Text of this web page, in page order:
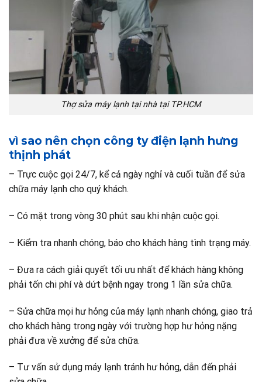
Thợ sửa máy lạnh tại nhà tại TP.HCM
vì sao nên chọn công ty điện lạnh hưng
thịnh phát
– Trực cuộc gọi 24/7, kể cả ngày nghỉ và cuối tuần để sửa
chữa máy lạnh cho quý khách.
– Có mặt trong vòng 30 phút sau khi nhận cuộc gọi.
– Kiểm tra nhanh chóng, báo cho khách hàng tình trạng máy.
– Đưa ra cách giải quyết tối ưu nhất để khách hàng không
phải tốn chi phí và dứt bệnh ngay trong 1 lần sửa chữa.
– Sửa chữa mọi hư hỏng của máy lạnh nhanh chóng, giao trả
cho khách hàng trong ngày với trường hợp hư hỏng nặng
phải đưa về xưởng để sửa chữa.
– Tư vấn sử dụng máy lạnh tránh hư hỏng, dẫn đến phải